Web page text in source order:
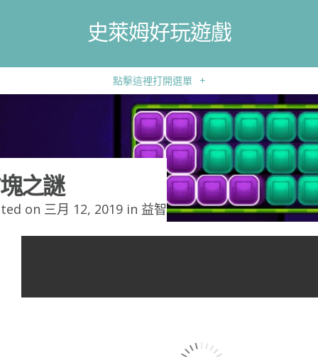
史萊姆好玩遊戲
點擊這裡打開選單 +
之謎
on 三月 12, 2019 in 益智